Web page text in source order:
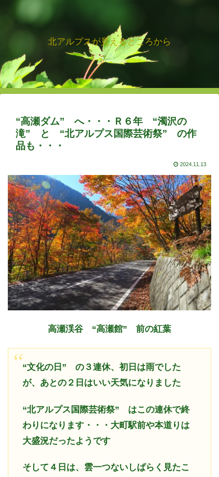
北アルプスが見えるところから
“高瀬ダム” へ・・・Ｒ６年 “濁沢の
滝” と “北アルプス国際芸術祭” の作
品も・・・
2024.11.13
高瀬渓谷 “高瀬館” 前の紅葉
“文化の日”
の３連休、初日は雨でした
が、あとの２日はいい天気になりました
“北アルプス国際芸術祭”
はこの連休で終
わりになります・・・大町駅前や本道りは
大盛況だったようです
そして４日は、雲一つないしばらく見たこ